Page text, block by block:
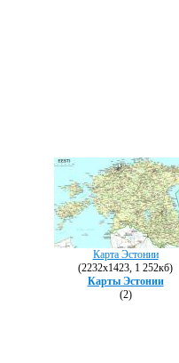
Карта Эстонии
(2232х1423, 1 252кб)
Карты Эстонии
(2)